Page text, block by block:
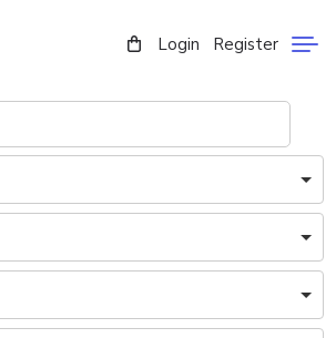
Login Register